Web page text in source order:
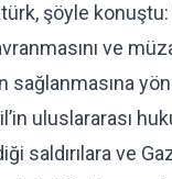
şöyle konuştu:
ve
sağlanmasına
uluslararası
saldırılara ve